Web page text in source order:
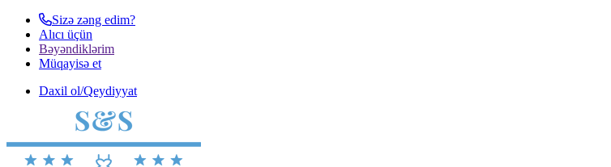
Sizə zəng edim?
Alıcı üçün
Bəyəndiklərim
Müqayisә et
Daxil ol/Qeydiyyat